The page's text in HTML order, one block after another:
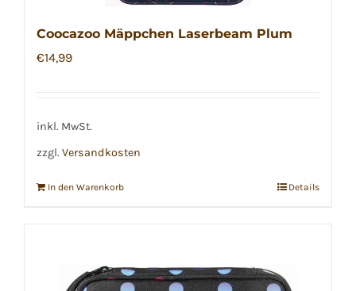
Coocazoo Mäppchen Laserbeam Plum
€14,99
inkl. MwSt.
zzgl. Versandkosten
In den Warenkorb Details